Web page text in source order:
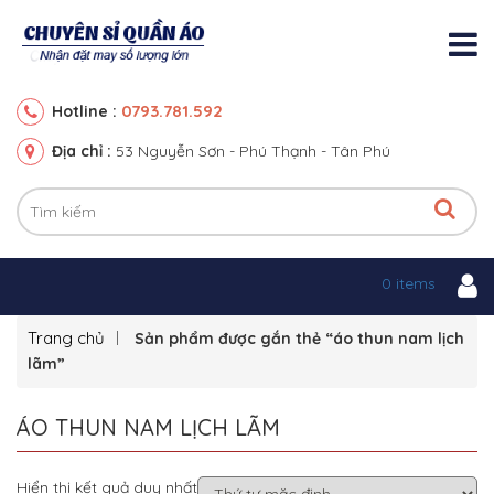
Hotline : 0793.781.592
Địa chỉ : 53 Nguyễn Sơn - Phú Thạnh - Tân Phú
0 items
Trang chủ
Sản phẩm được gắn thẻ “áo thun nam lịch
lãm”
ÁO THUN NAM LỊCH LÃM
Hiển thị kết quả duy nhất